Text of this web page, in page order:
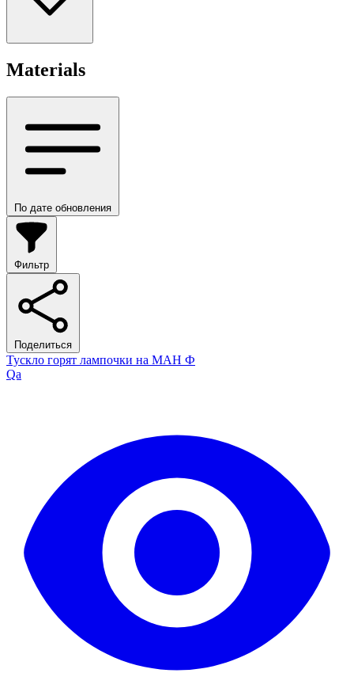
Materials
По дате обновления
Фильтр
Поделиться
Тускло горят лампочки на МАН Ф
Qa